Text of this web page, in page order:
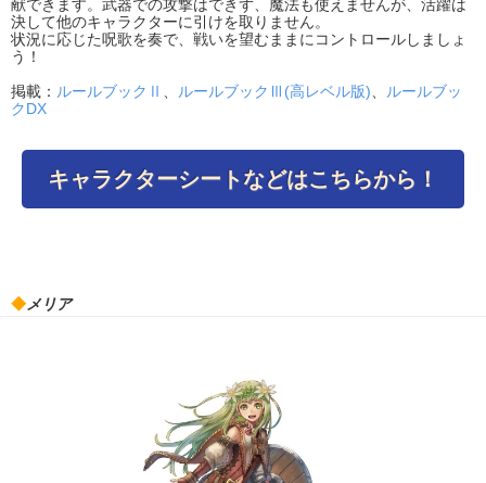
献できます。武器での攻撃はできず、魔法も使えませんが、活躍は
決して他のキャラクターに引けを取りません。
状況に応じた呪歌を奏で、戦いを望むままにコントロールしましょ
う！
掲載： ルールブックⅡ ルールブックⅢ(高レベル版)
ルールブッ
クDX
キャラクターシートなどはこちらから！
◆メリア